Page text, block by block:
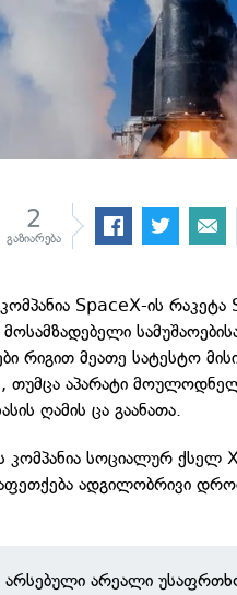
2
გაზიარება
SpaceX-ის
რიგით მეათე სატესტო
თუმცა აპარატი
ღამის ცა გაანათა.
კომპანია სოციალურ ქსელ
ადგილობრივი
არსებული არეალი